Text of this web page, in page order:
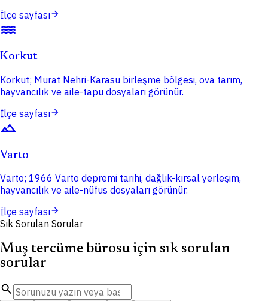
İlçe sayfasıarrow_forward
water
Korkut
Korkut; Murat Nehri-Karasu birleşme bölgesi, ova tarım,
hayvancılık ve aile-tapu dosyaları görünür.
İlçe sayfasıarrow_forward
terrain
Varto
Varto; 1966 Varto depremi tarihi, dağlık-kırsal yerleşim,
hayvancılık ve aile-nüfus dosyaları görünür.
İlçe sayfasıarrow_forward
Sık Sorulan Sorular
Muş tercüme bürosu için sık sorulan
sorular
search